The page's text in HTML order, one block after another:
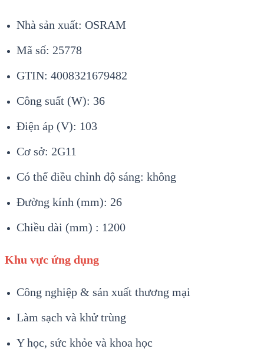
Nhà sản xuất: OSRAM
Mã số: 25778
GTIN: 4008321679482
Công suất (W): 36
Điện áp (V): 103
Cơ sở: 2G11
Có thể điều chỉnh độ sáng: không
Đường kính (mm): 26
Chiều dài (mm) : 1200
Khu vực ứng dụng
Công nghiệp & sản xuất thương mại
Làm sạch và khử trùng
Y học, sức khỏe và khoa học